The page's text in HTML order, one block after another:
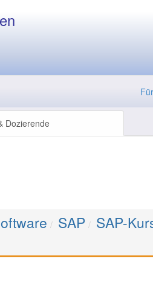
Dozierende
SAP
SAP-